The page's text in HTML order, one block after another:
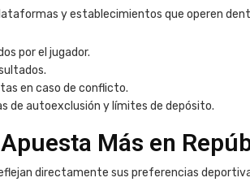
y establecimientos que operen
por el jugador.
en caso de conflicto.
de autoexclusión y límites de depósito.
Más en
directamente sus preferencias